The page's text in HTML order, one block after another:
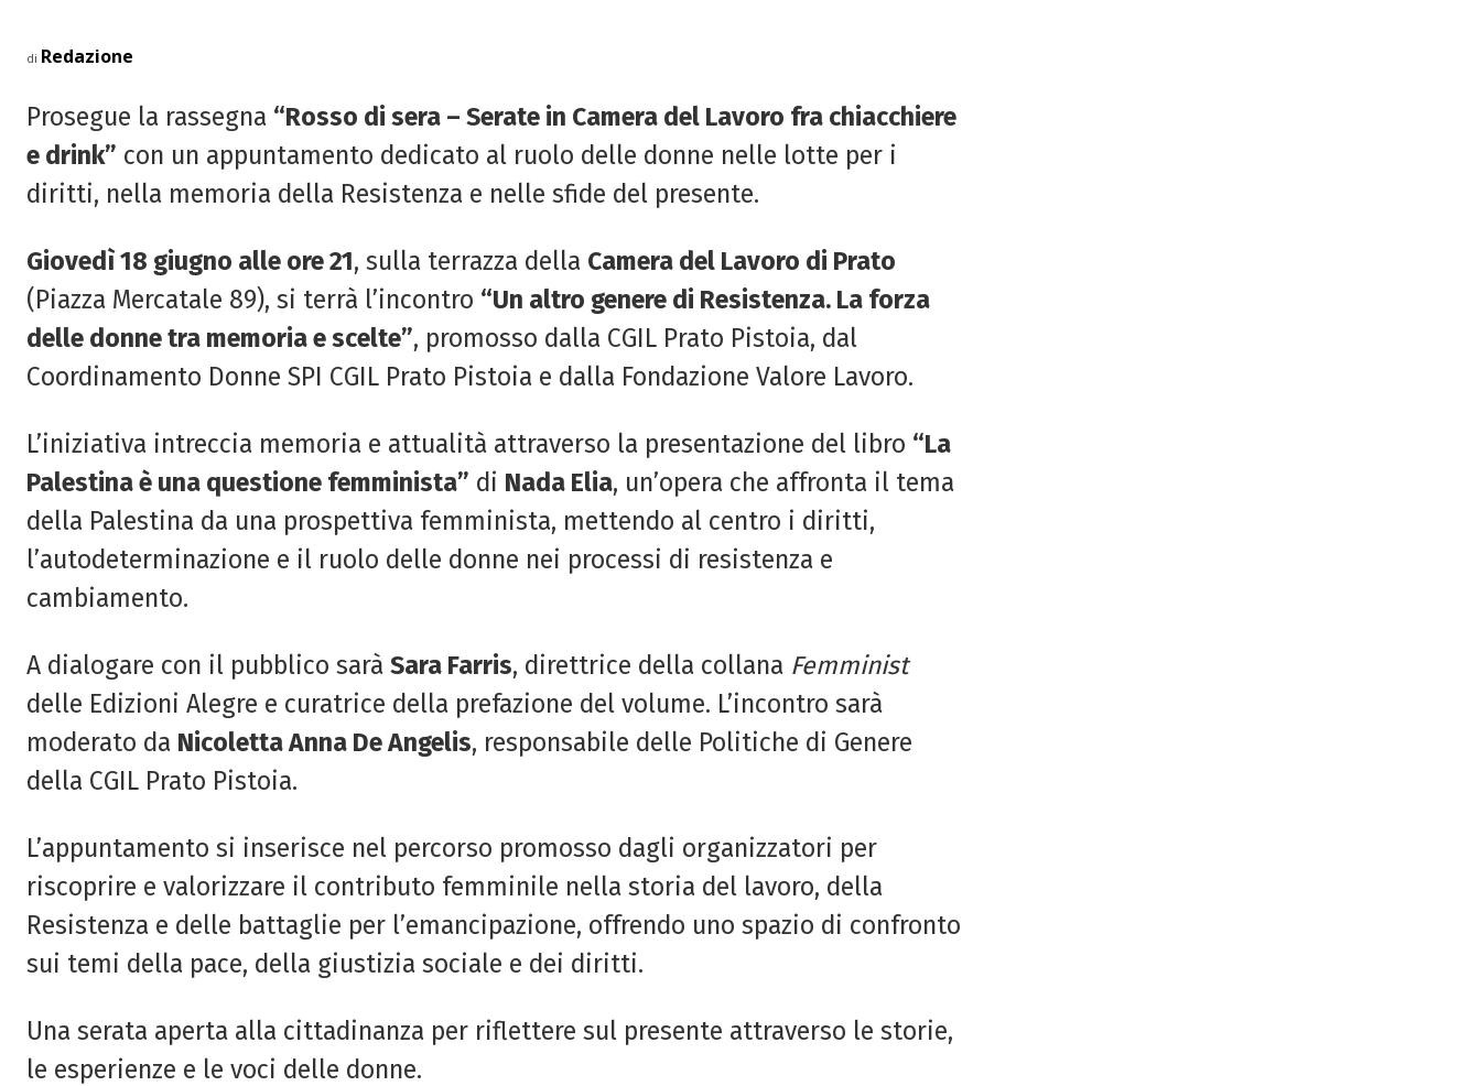
di Redazione
Prosegue la rassegna “Rosso di sera – Serate in Camera del Lavoro fra chiacchiere
e drink” con un appuntamento dedicato al ruolo delle donne nelle lotte per i
diritti, nella memoria della Resistenza e nelle sfide del presente.
Giovedì 18 giugno alle ore 21, sulla terrazza della Camera del Lavoro di Prato
(Piazza Mercatale 89), si terrà l’incontro “Un altro genere di Resistenza. La forza
delle donne tra memoria e scelte”, promosso dalla CGIL Prato Pistoia, dal
Coordinamento Donne SPI CGIL Prato Pistoia e dalla Fondazione Valore Lavoro.
L’iniziativa intreccia memoria e attualità attraverso la presentazione del libro “La
Palestina è una questione femminista” di Nada Elia, un’opera che affronta il tema
della Palestina da una prospettiva femminista, mettendo al centro i diritti,
l’autodeterminazione e il ruolo delle donne nei processi di resistenza e
cambiamento.
A dialogare con il pubblico sarà Sara Farris, direttrice della collana Femminist
delle Edizioni Alegre e curatrice della prefazione del volume. L’incontro sarà
moderato da Nicoletta Anna De Angelis, responsabile delle Politiche di Genere
della CGIL Prato Pistoia.
L’appuntamento si inserisce nel percorso promosso dagli organizzatori per
riscoprire e valorizzare il contributo femminile nella storia del lavoro, della
Resistenza e delle battaglie per l’emancipazione, offrendo uno spazio di confronto
sui temi della pace, della giustizia sociale e dei diritti.
Una serata aperta alla cittadinanza per riflettere sul presente attraverso le storie,
le esperienze e le voci delle donne.